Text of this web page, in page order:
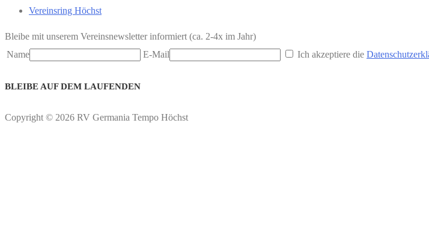
Vereinsring Höchst
Bleibe mit unserem Vereinsnewsletter informiert (ca. 2-4x im Jahr)
Name
E-Mail Ich akzeptiere die
BLEIBE AUF DEM LAUFENDEN
Copyright © 2026 RV Germania Tempo Höchst